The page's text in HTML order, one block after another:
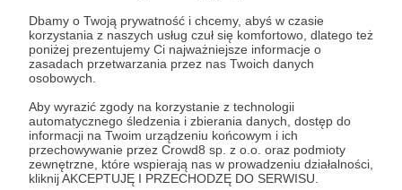
Dbamy o Twoją prywatność i chcemy, abyś w czasie
korzystania z naszych usług czuł się komfortowo, dlatego też
poniżej prezentujemy Ci najważniejsze informacje o
zasadach przetwarzania przez nas Twoich danych
osobowych.
Aby wyrazić zgody na korzystanie z technologii
automatycznego śledzenia i zbierania danych, dostęp do
informacji na Twoim urządzeniu końcowym i ich
przechowywanie przez Crowd8 sp. z o.o. oraz podmioty
zewnętrzne, które wspierają nas w prowadzeniu działalności,
kliknij AKCEPTUJĘ I PRZECHODZĘ DO SERWISU.
Zapamiętaj mnie Zapomniałeś hasła?
Zaloguj